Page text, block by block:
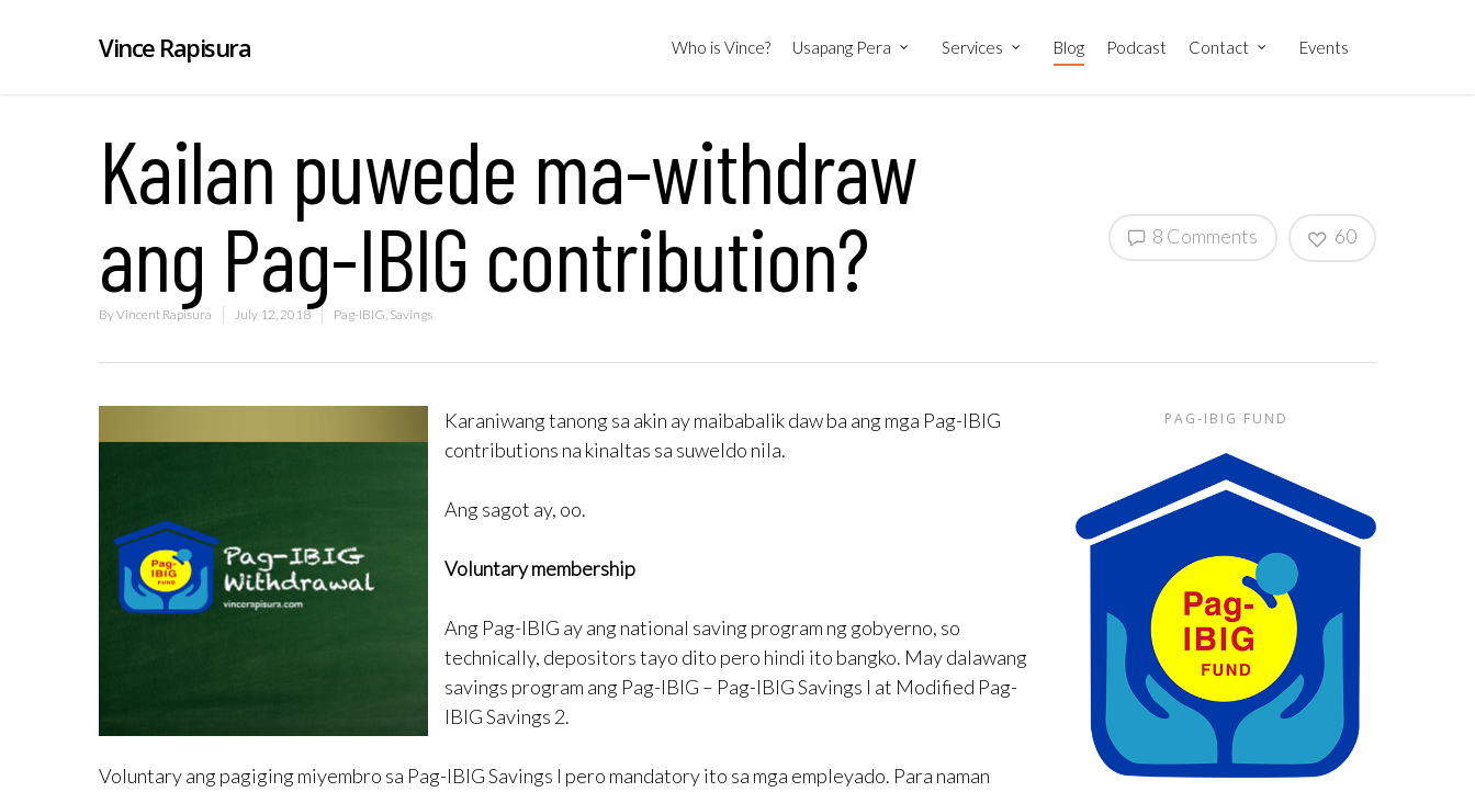
Vince Rapisura Who is Vince? Usapang Pera Services Blog Podcast Contact Events
Kailan puwede ma-withdraw
ang Pag-IBIG contribution?
ByVincent Rapisura July 12, 2018 Pag-IBIG, Savings
8 Comments 60
Karaniwang tanong sa akin ay maibabalik daw ba ang mga Pag-IBIG
contributions na kinaltas sa suweldo nila.
Ang sagot ay, oo.
Voluntary membership
Ang Pag-IBIG ay ang national saving program ng gobyerno, so
technically, depositors tayo dito pero hindi ito bangko. May dalawang
savings program ang Pag-IBIG – Pag-IBIG Savings I at Modified Pag-
IBIG Savings 2.
Voluntary ang pagiging miyembro sa Pag-IBIG Savings I pero mandatory ito sa mga empleyado. Para naman
PAG-IBIG FUND